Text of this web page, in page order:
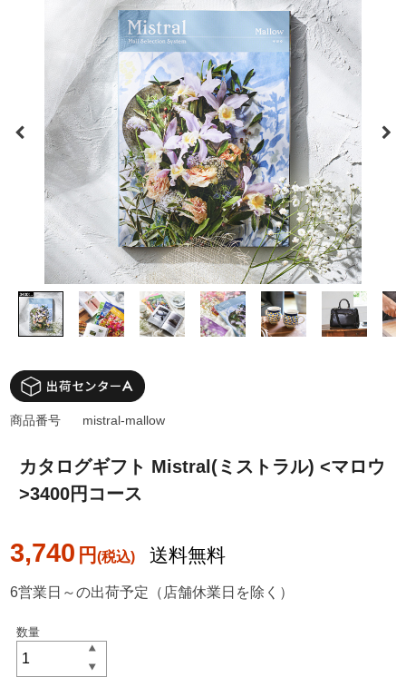
カタログギフト Mistral(ミストラル) <マロウ
>3400円コース
3,740 円 送料無料
商品番号 mistral-mallow
6営業日～の出荷予定（店舗休業日を除く）